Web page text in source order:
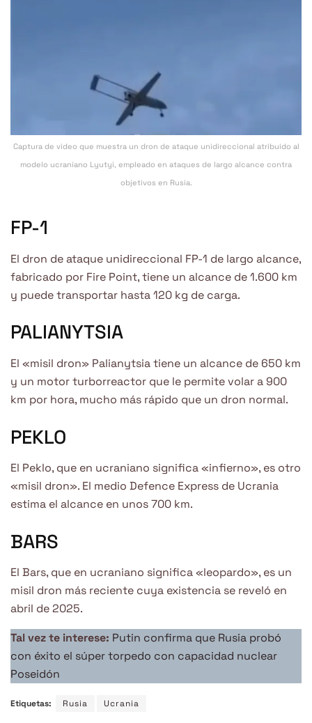
Captura de video que muestra un dron de ataque unidireccional atribuido al
modelo ucraniano Lyutyi, empleado en ataques de largo alcance contra
objetivos en Rusia.
FP-1
El dron de ataque unidireccional FP-1 de largo alcance,
fabricado por Fire Point, tiene un alcance de 1.600 km
y puede transportar hasta 120 kg de carga.
PALIANYTSIA
El «misil dron» Palianytsia tiene un alcance de 650 km
y un motor turborreactor que le permite volar a 900
km por hora, mucho más rápido que un dron normal.
PEKLO
El Peklo, que en ucraniano significa «infierno», es otro
«misil dron». El medio Defence Express de Ucrania
estima el alcance en unos 700 km.
BARS
El Bars, que en ucraniano significa «leopardo», es un
misil dron más reciente cuya existencia se reveló en
abril de 2025.
Tal vez te interese: Putin confirma que Rusia probó
con éxito el súper torpedo con capacidad nuclear
Poseidón
Etiquetas: Rusia Ucrania